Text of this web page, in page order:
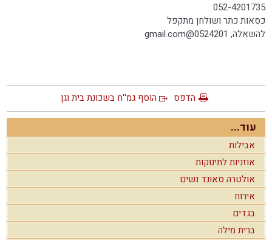
052-4201735
כסאות כתר ושולחן מתקפל
להשאלה, 0524201@
gmail.com
הדפס הוסף גמ''ח בשכונת בית וגן
עוד...
אבילות
אוזניות לתינוקות
אולטרה סאונד נשים
אירוח
בגדים
ברית מילה